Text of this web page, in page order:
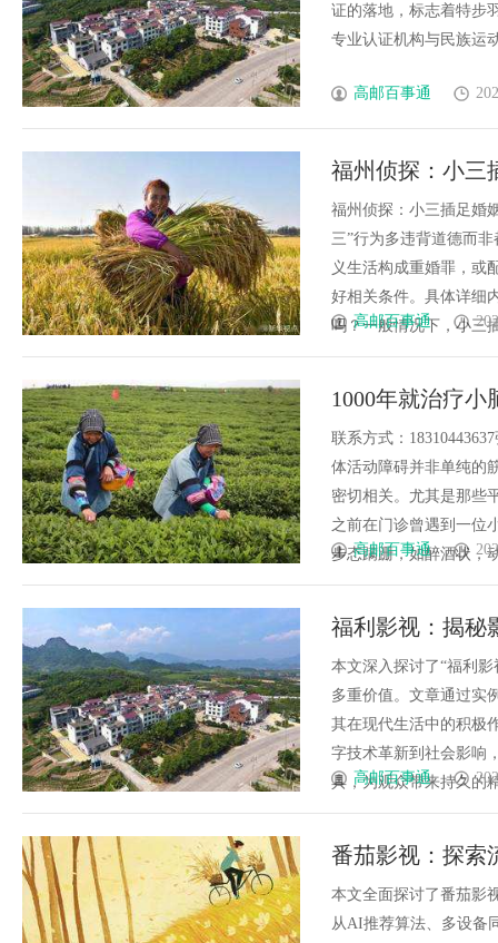
证的落地，标志着特步
专业认证机构与民族运
高邮百事通
福州侦探：小三
福州侦探：小三插足婚
三”行为多违背道德而
义生活构成重婚罪，或
好相关条件。具体详细
吗？一般情况下，小三
高邮百事通
1000年就治疗小
联系方式：
体活动障碍并非单纯的
密切相关。尤其是那些
之前在门诊曾遇到一位
步态蹒跚，如醉酒状，
高邮百事通
福利影视：揭秘
重盛宴
本文深入探讨了“福利
多重价值。文章通过实
其在现代生活中的积极
字技术革新到社会影响
具，为观众带来持久的
高邮百事通
番茄影视：探索
本文全面探讨了番茄影
从AI推荐算法、多设备